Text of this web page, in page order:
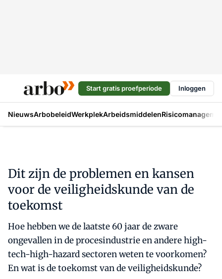
Start gratis proefperiode Inloggen
NieuwsArbobeleidWerkplekArbeidsmiddelen
Dit zijn de problemen en kansen
voor de veiligheidskunde van de
toekomst
Hoe hebben we de laatste 60 jaar de zware
ongevallen in de procesindustrie en andere high-
tech-high-hazard sectoren weten te voorkomen?
En wat is de toekomst van de veiligheidskunde?